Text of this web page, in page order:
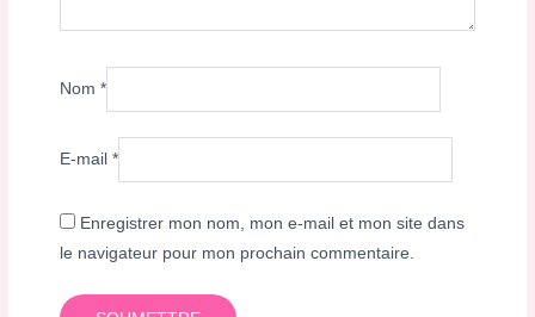
Nom*
E-mail*
Enregistrer mon nom, mon e-mail et mon site dans
le navigateur pour mon prochain commentaire.